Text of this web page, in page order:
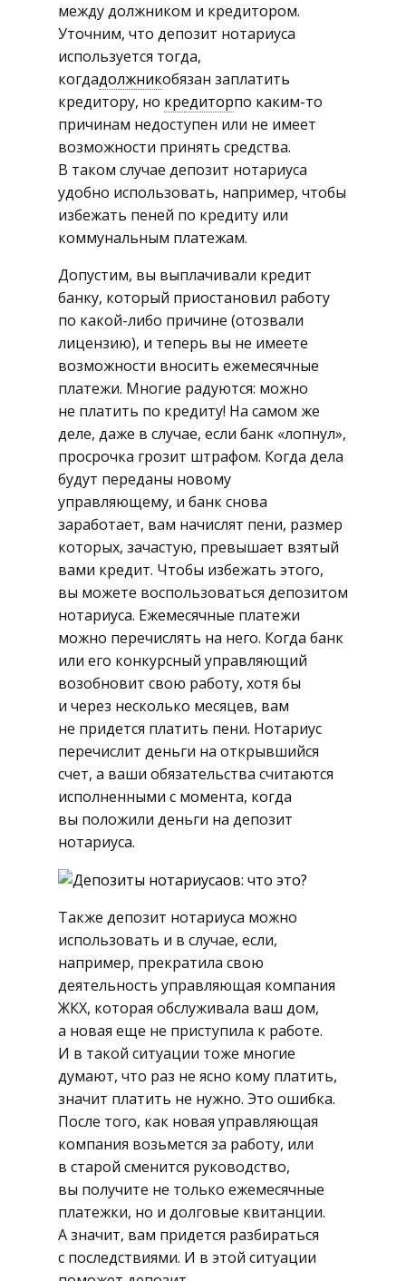
между должником и кредитором.
Уточним, что депозит нотариуса
используется тогда,
когдадолжникобязан заплатить
кредитору, но кредиторпо каким-то
причинам недоступен или не имеет
возможности принять средства.
В таком случае депозит нотариуса
удобно использовать, например, чтобы
избежать пеней по кредиту или
коммунальным платежам.
Допустим, вы выплачивали кредит
банку, который приостановил работу
по какой-либо причине (отозвали
лицензию), и теперь вы не имеете
возможности вносить ежемесячные
платежи. Многие радуются: можно
не платить по кредиту! На самом же
деле, даже в случае, если банк «лопнул»,
просрочка грозит штрафом. Когда дела
будут переданы новому
управляющему, и банк снова
заработает, вам начислят пени, размер
которых, зачастую, превышает взятый
вами кредит. Чтобы избежать этого,
вы можете воспользоваться депозитом
нотариуса. Ежемесячные платежи
можно перечислять на него. Когда банк
или его конкурсный управляющий
возобновит свою работу, хотя бы
и через несколько месяцев, вам
не придется платить пени. Нотариус
перечислит деньги на открывшийся
счет, а ваши обязательства считаются
исполненными с момента, когда
вы положили деньги на депозит
нотариуса.
Также депозит нотариуса можно
использовать и в случае, если,
например, прекратила свою
деятельность управляющая компания
ЖКХ, которая обслуживала ваш дом,
а новая еще не приступила к работе.
И в такой ситуации тоже многие
думают, что раз не ясно кому платить,
значит платить не нужно. Это ошибка.
После того, как новая управляющая
компания возьмется за работу, или
в старой сменится руководство,
вы получите не только ежемесячные
платежки, но и долговые квитанции.
А значит, вам придется разбираться
с последствиями. И в этой ситуации